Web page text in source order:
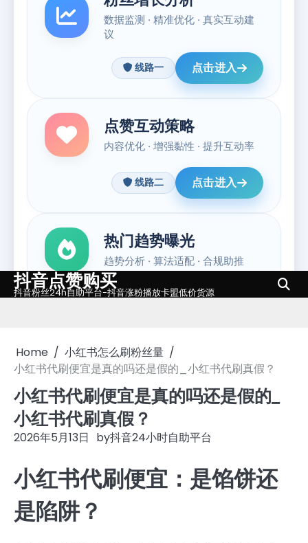
Skip
to
抖音点赞购买
抖音粉丝24h自助平台-抖音涨粉播放卡盟低价货源
Home
小红书怎么刷粉丝量
小红书代刷便宜是真的吗还是假的_小红书代刷真假？
小红书代刷便宜是真的吗还是假的_
小红书代刷真假？
2026年5月13日 by抖音24小时自助平台
小红书代刷便宜：是馅饼还
是陷阱？